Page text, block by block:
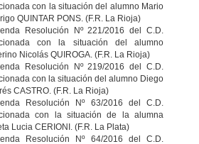
con la situación del alumno Mario
QUINTAR PONS. (F.R. La Rioja)
Resolución Nº 221/2016 del C.D.
con la situación del alumno
Nicolás QUIROGA. (F.R. La Rioja)
Resolución Nº 219/2016 del C.D.
con la situación del alumno Diego
CASTRO. (F.R. La Rioja)
Resolución Nº 63/2016 del C.D.
con la situación de la alumna
Lucia CERIONI. (F.R. La Plata)
Resolución Nº 64/2016 del C.D.